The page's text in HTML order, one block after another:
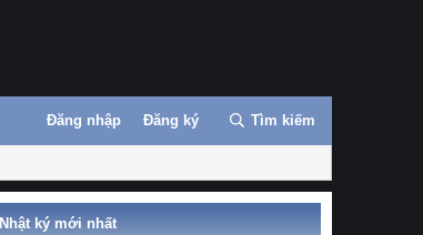
Đăng nhập Đăng ký Tìm kiếm
Nhật ký mới nhất